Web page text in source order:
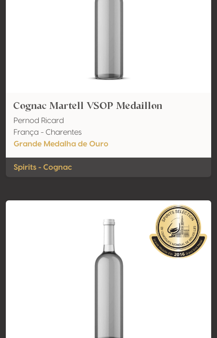
Cognac Martell VSOP Medaillon
Pernod Ricard
França - Charentes
Grande Medalha de Ouro
Spirits - Cognac